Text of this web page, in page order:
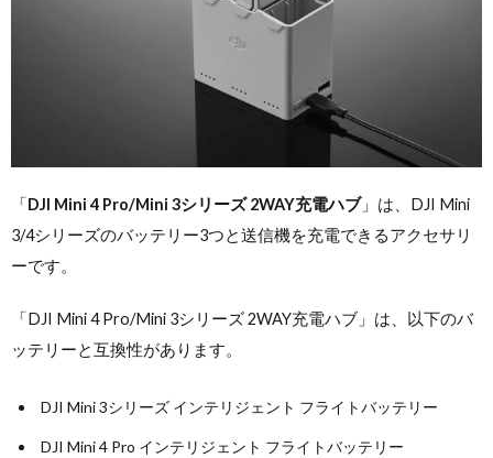
「DJI Mini 4 Pro/Mini 3シリーズ 2WAY充電ハブ」は、DJI Mini
3/4シリーズのバッテリー3つと送信機を充電できるアクセサリ
ーです。
「DJI Mini 4 Pro/Mini 3シリーズ 2WAY充電ハブ」は、以下のバ
ッテリーと互換性があります。
DJI Mini 3シリーズ インテリジェント フライトバッテリー
DJI Mini 4 Pro インテリジェント フライトバッテリー